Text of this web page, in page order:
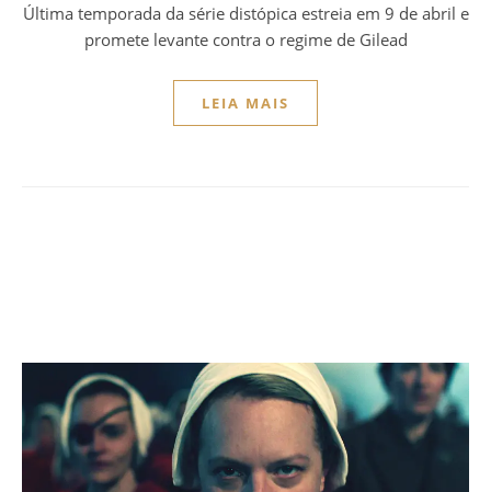
Última temporada da série distópica estreia em 9 de abril e
promete levante contra o regime de Gilead
LEIA MAIS